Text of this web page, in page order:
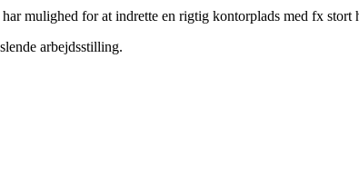
mulighed for at indrette en rigtig kontorplads med fx
arbejdsstilling.